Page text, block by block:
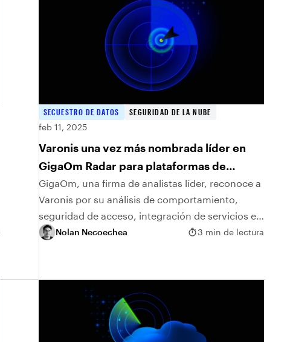
SECUESTRO DE DATOS
SEGURIDAD DE LA NUBE
feb 11, 2025
Varonis una vez más nombrada líder en
GigaOm Radar para plataformas de
seguridad de datos
GigaOm, una firma de analistas líder, reconoce a
Varonis por su análisis de comportamiento,
seguridad de acceso, integración de servicios e
innovación continua en IA y automatización.
Nolan Necoechea 3 min de lectura